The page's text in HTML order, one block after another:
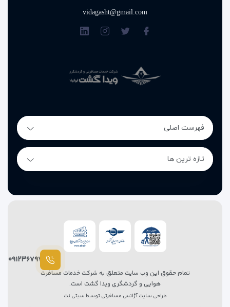
vidagasht@gmail.com
فهرست اصلی
تازه ترین ها
تمام حقوق این وب سایت متعلق به شرکت خدمات مسافرت
هوایی و گردشگری ویدا گشت است.
طراحی سایت آژانس مسافرتیتوسطسیتی نت
۰۹۱۲۳۶۷۹۷۸۷